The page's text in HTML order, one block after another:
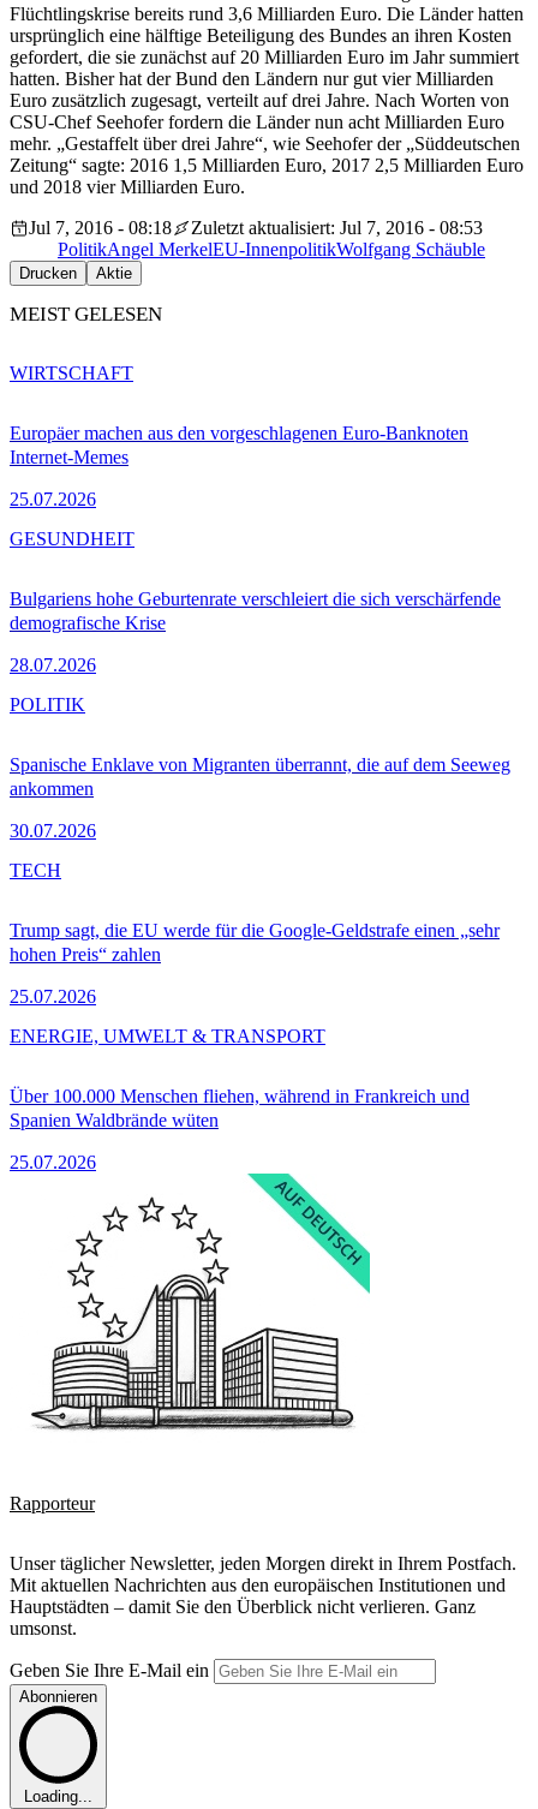
Flüchtlingskrise bereits rund 3,6 Milliarden Euro. Die Länder hatten
ursprünglich eine hälftige Beteiligung des Bundes an ihren Kosten
gefordert, die sie zunächst auf 20 Milliarden Euro im Jahr summiert
hatten. Bisher hat der Bund den Ländern nur gut vier Milliarden
Euro zusätzlich zugesagt, verteilt auf drei Jahre. Nach Worten von
CSU-Chef Seehofer fordern die Länder nun acht Milliarden Euro
mehr. „Gestaffelt über drei Jahre“, wie Seehofer der „Süddeutschen
Zeitung“ sagte: 2016 1,5 Milliarden Euro, 2017 2,5 Milliarden Euro
und 2018 vier Milliarden Euro.
Jul 7, 2016 - 08:18
Zuletzt aktualisiert: Jul 7, 2016 - 08:53
PolitikAngel MerkelEU-InnenpolitikWolfgang Schäuble
Drucken Aktie
MEIST GELESEN
Europäer machen aus den vorgeschlagenen Euro-Banknoten
Internet-Memes
25.07.2026
WIRTSCHAFT
Bulgariens hohe Geburtenrate verschleiert die sich verschärfende
demografische Krise
28.07.2026
GESUNDHEIT
Spanische Enklave von Migranten überrannt, die auf dem Seeweg
ankommen
30.07.2026
POLITIK
Trump sagt, die EU werde für die Google-Geldstrafe einen „sehr
hohen Preis“ zahlen
25.07.2026
TECH
Über 100.000 Menschen fliehen, während in Frankreich und
Spanien Waldbrände wüten
25.07.2026
ENERGIE, UMWELT & TRANSPORT
Rapporteur
Unser täglicher Newsletter, jeden Morgen direkt in Ihrem Postfach.
Mit aktuellen Nachrichten aus den europäischen Institutionen und
Hauptstädten – damit Sie den Überblick nicht verlieren. Ganz
umsonst.
Geben Sie Ihre E-Mail ein
Abonnieren
Loading...